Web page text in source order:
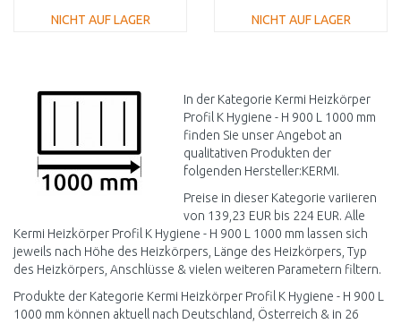
NICHT AUF LAGER
Vergleichen
NICHT AUF LAGER
Vergleichen
In der Kategorie Kermi Heizkörper
Profil K Hygiene - H 900 L 1000 mm
finden Sie unser Angebot an
qualitativen Produkten der
folgenden Hersteller:KERMI.
Preise in dieser Kategorie variieren
von 139,23 EUR bis 224 EUR. Alle
Kermi Heizkörper Profil K Hygiene - H 900 L 1000 mm lassen sich
jeweils nach Höhe des Heizkörpers, Länge des Heizkörpers, Typ
des Heizkörpers, Anschlüsse & vielen weiteren Parametern filtern.
Produkte der Kategorie Kermi Heizkörper Profil K Hygiene - H 900 L
1000 mm können aktuell nach Deutschland, Österreich & in 26